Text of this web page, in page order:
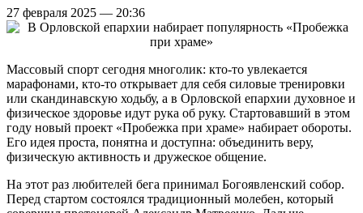
27 февраля 2025 — 20:36
Массовый спорт сегодня многолик: кто-то увлекается
марафонами, кто-то открывает для себя силовые тренировки
или скандинавскую ходьбу, а в Орловской епархии духовное и
физическое здоровье идут рука об руку. Стартовавший в этом
году новый проект «Пробежка при храме» набирает обороты.
Его идея проста, понятна и доступна: объединить веру,
физическую активность и дружеское общение.
На этот раз любителей бега принимал Богоявленский собор.
Перед стартом состоялся традиционный молебен, который